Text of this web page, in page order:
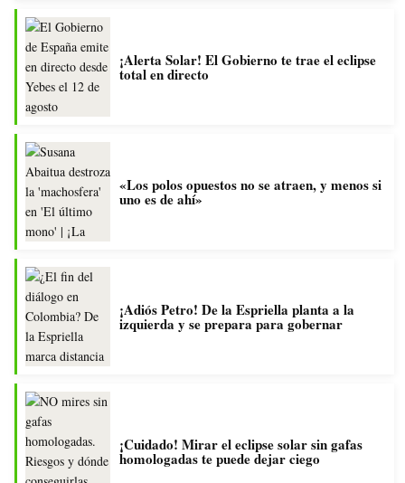
¡Alerta Solar! El Gobierno te trae el eclipse
total en directo
«Los polos opuestos no se atraen, y menos si
uno es de ahí»
¡Adiós Petro! De la Espriella planta a la
izquierda y se prepara para gobernar
¡Cuidado! Mirar el eclipse solar sin gafas
homologadas te puede dejar ciego